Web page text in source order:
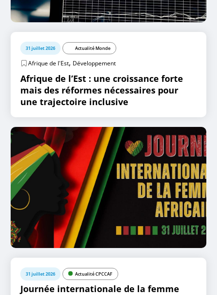
31 juillet 2026 Actualité Monde
Afrique de l'Est, Développement
Afrique de l’Est : une croissance forte
mais des réformes nécessaires pour
une trajectoire inclusive
31 juillet 2026 Actualité CPCCAF
Journée internationale de la femme